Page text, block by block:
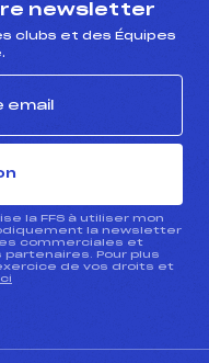
newsletter
clubs et des Équipes
la FFS à utiliser mon
la newsletter
commerciales et
partenaires. Pour plus
de vos droits et